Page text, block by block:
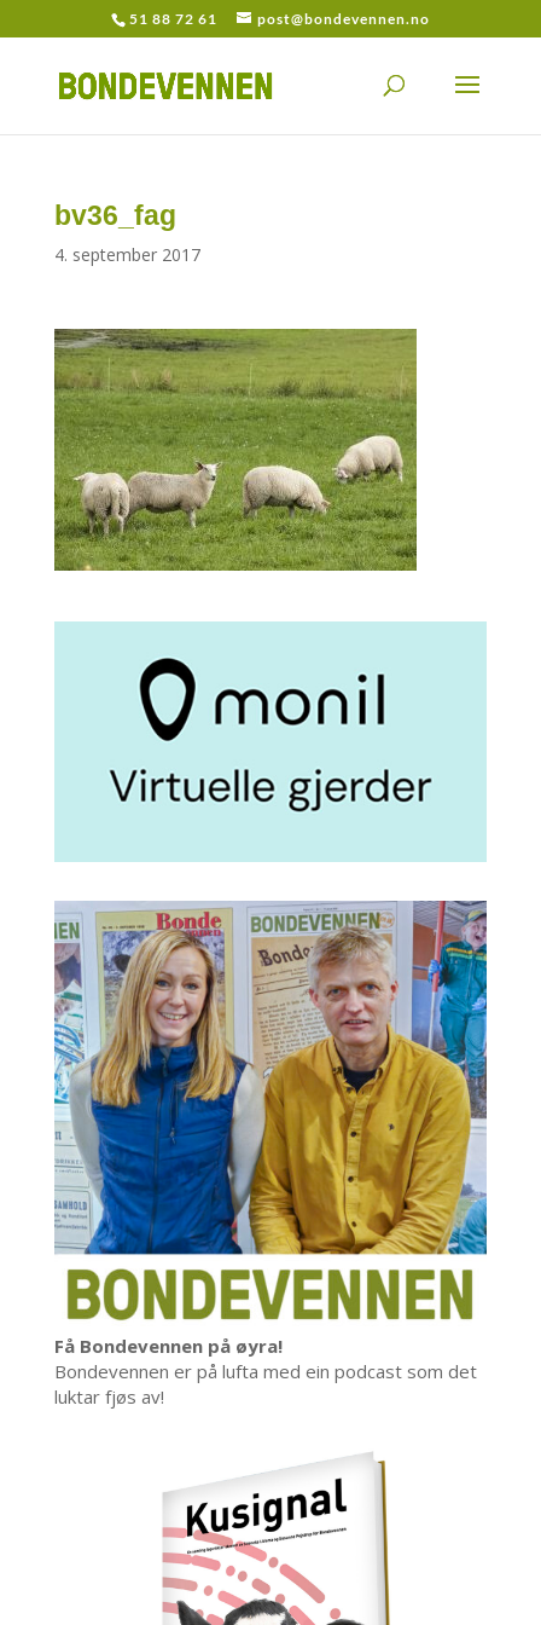
51 88 72 61 post@bondevennen.no
bv36_fag
4. september 2017
Få Bondevennen på øyra!
Bondevennen er på lufta med ein podcast som det
luktar fjøs av!